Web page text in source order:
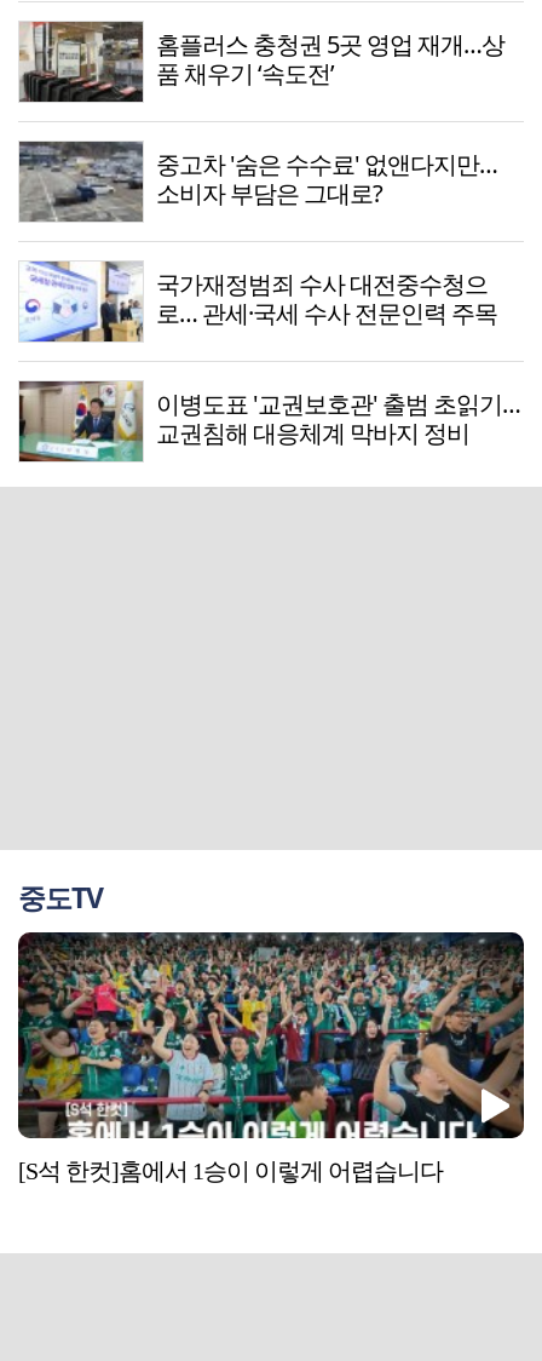
홈플러스 충청권 5곳 영업 재개…상
품 채우기 ‘속도전’
중고차 '숨은 수수료' 없앤다지만…
소비자 부담은 그대로?
국가재정범죄 수사 대전중수청으
로… 관세·국세 수사 전문인력 주목
이병도표 '교권보호관' 출범 초읽기…
교권침해 대응체계 막바지 정비
중도TV
[S석 한컷]홈에서 1승이 이렇게 어렵습니다